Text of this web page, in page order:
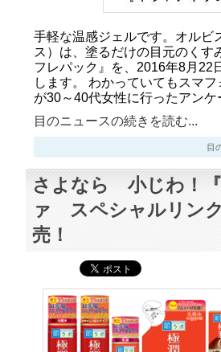
手軽な温感ジェルです。オルビ
ス）は、塗るだけの目元のくす
フレパック』を、2016年8月22
します。 わかっていてもスマ
が30～40代女性に行ったアン
目のニュースの続きを読む...
目
さよなら 小じわ！
ァ スペシャルリン
売！